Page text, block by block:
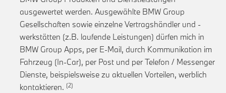
ausgewertet werden. Ausgewählte BMW Group
Gesellschaften sowie einzelne Vertragshändler und -
werkstätten (z.B. laufende Leistungen) dürfen mich in
BMW Group Apps, per E-Mail, durch Kommunikation im
Fahrzeug (In-Car), per Post und per Telefon / Messenger
Dienste, beispielsweise zu aktuellen Vorteilen, werblich
kontaktieren. Link zur Fußnote: Einwilligung zur